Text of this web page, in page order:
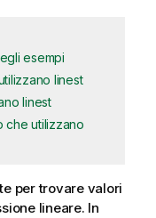
esempi
linest
linest
che utilizzano
per trovare valori
lineare. In